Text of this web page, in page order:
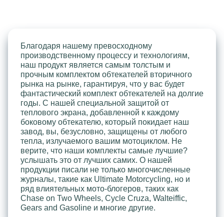
Благодаря нашему превосходному
производственному процессу и технологиям,
наш продукт является самым толстым и
прочным комплектом обтекателей вторичного
рынка на рынке, гарантируя, что у вас будет
фантастический комплект обтекателей на долгие
годы. С нашей специальной защитой от
теплового экрана, добавленной к каждому
боковому обтекателю, который покидает наш
завод, вы, безусловно, защищены от любого
тепла, излучаемого вашим мотоциклом. Не
верите, что наши комплекты самые лучшие?
услышать это от лучших самих. О нашей
продукции писали не только многочисленные
журналы, такие как Ultimate Motorcycling, но и
ряд влиятельных мото-блогеров, таких как
Chase on Two Wheels, Cycle Cruza, Walteiffic,
Gears and Gasoline и многие другие.